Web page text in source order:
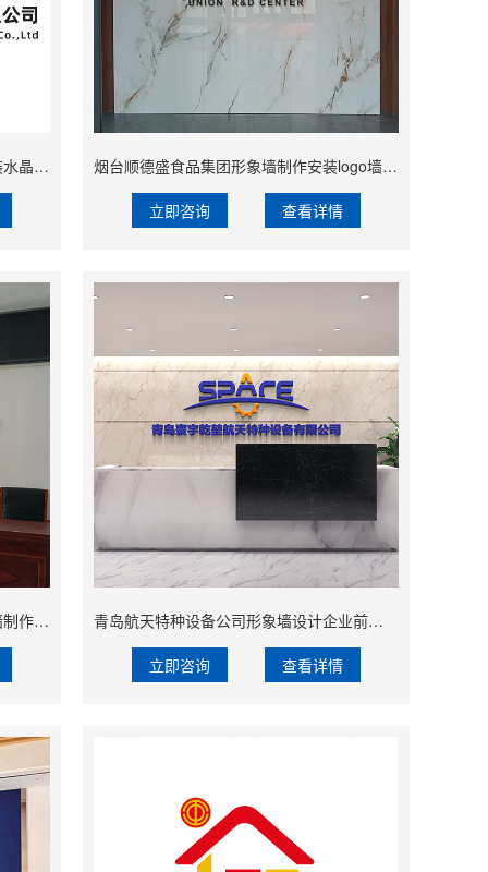
青岛海洋科技公司logo墙设计制作安装水晶字制作 烟台顺德盛食品集团形象墙制作安装logo墙设计
立即咨询 查看详情
青岛北海装备保障企业保障企业logo墙制作安装 青岛航天特种设备公司形象墙设计企业前台logo墙设计
立即咨询 查看详情